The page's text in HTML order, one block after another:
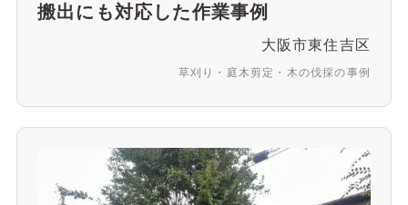
搬出にも対応した作業事例
大阪市東住吉区
草刈り・庭木剪定・木の伐採の事例